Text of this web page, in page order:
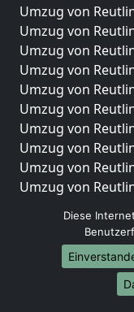
Umzug von
Umzug von
Umzug von
Umzug von
Umzug von
Umzug von
Umzug von
Umzug von
Umzug von
Umzug von
Umzug von
Umzug von
Umzüge-
Diese